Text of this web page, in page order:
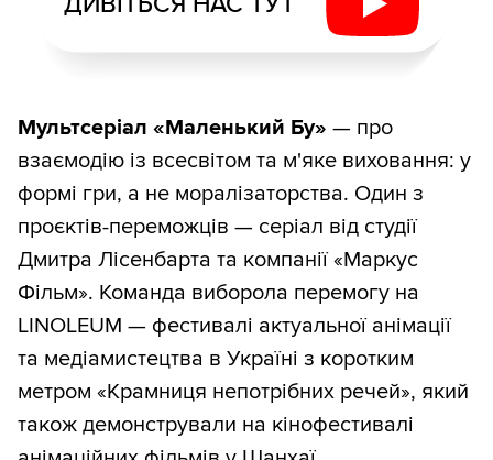
Мультсеріал «Маленький Бу» — про
взаємодію із всесвітом та м'яке виховання: у
формі гри, а не моралізаторства. Один з
проєктів-переможців — серіал від студії
Дмитра Лісенбарта та компанії «Маркус
Фільм». Команда виборола перемогу на
LINOLEUM — фестивалі актуальної анімації
та медіамистецтва в Україні з коротким
метром «Крамниця непотрібних речей», який
також демонстрували на кінофестивалі